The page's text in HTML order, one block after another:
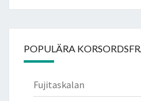
POPULÄRA
Fujitaskalan